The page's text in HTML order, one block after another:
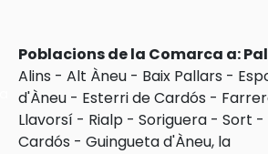
Poblacions de la Comarca a:
Alins - Alt Àneu - Baix Pallars -
d'Àneu - Esterri de Cardós -
Llavorsí - Rialp - Soriguera - Sort -
Cardós - Guingueta d'Àneu, la